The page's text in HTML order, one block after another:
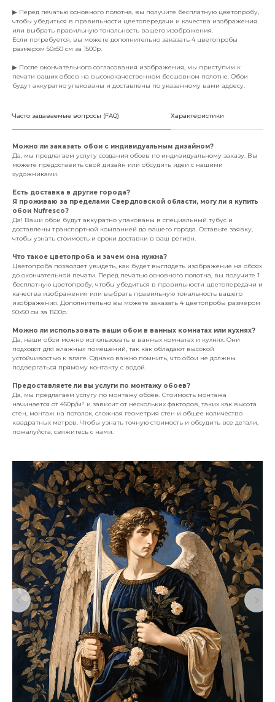
▶ Перед печатью основного полотна, вы получите бесплатную цветопробу,
чтобы убедиться в правильности цветопередачи и качества изображения
или выбрать правильную тональность вашего изображения.
Если потребуется, вы можете дополнительно заказать 4 цветопробы
размером 50х50 см за 1500р.
▶ После окончательного согласования изображения, мы приступим к
печати ваших обоев на высококачественном бесшовном полотне. Обои
будут аккуратно упакованы и доставлены по указанному вами адресу.
Часто задаваемые вопросы (FAQ) Характеристики
Можно ли заказать обои с индивидуальным дизайном?
Да, мы предлагаем услугу создания обоев по индивидуальному заказу. Вы
можете предоставить свой дизайн или обсудить идеи с нашими
художниками.
Есть доставка в другие города?
Я проживаю за пределами Свердловской области, могу ли я купить
обои Nufresco?
Да! Ваши обои будут аккуратно упакованы в специальный тубус и
доставлены транспортной компанией до вашего города. Оставьте заявку,
чтобы узнать стоимость и сроки доставки в ваш регион.
Что такое цветопроба и зачем она нужна?
Цветопроба позволяет увидеть, как будет выглядеть изображение на обоях
до окончательной печати. Перед печатью основного полотна, вы получите 1
бесплатную цветопробу, чтобы убедиться в правильности цветопередачи и
качества изображения или выбрать правильную тональность вашего
изображения. Дополнительно вы можете заказать 4 цветопробы размером
50х50 см за 1500р.
Можно ли использовать ваши обои в ванных комнатах или кухнях?
Да, наши обои можно использовать в ванных комнатах и кухнях. Они
подходят для влажных помещений, так как обладают высокой
устойчивостью к влаге. Однако важно помнить, что обои не должны
подвергаться прямому контакту с водой.
Предоставляете ли вы услуги по монтажу обоев?
Да, мы предлагаем услугу по монтажу обоев. Стоимость монтажа
начинается от 450р/м² и зависит от нескольких факторов, таких как высота
стен, монтаж на потолок, сложная геометрия стен и общее количество
квадратных метров. Чтобы узнать точную стоимость и обсудить все детали,
пожалуйста, свяжитесь с нами.